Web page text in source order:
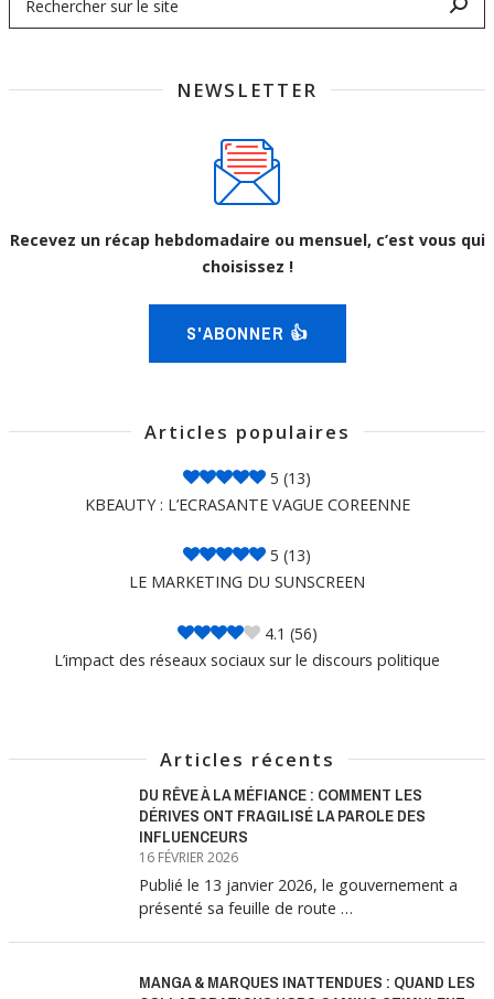
NEWSLETTER
Recevez un récap hebdomadaire ou mensuel, c’est vous qui
choisissez !
S'ABONNER 👍
Articles populaires
5 (13)
KBEAUTY : L’ECRASANTE VAGUE COREENNE
5 (13)
LE MARKETING DU SUNSCREEN
4.1 (56)
L’impact des réseaux sociaux sur le discours politique
Articles récents
DU RÊVE À LA MÉFIANCE : COMMENT LES
DÉRIVES ONT FRAGILISÉ LA PAROLE DES
INFLUENCEURS
16 FÉVRIER 2026
Publié le 13 janvier 2026, le gouvernement a
présenté sa feuille de route …
MANGA & MARQUES INATTENDUES : QUAND LES